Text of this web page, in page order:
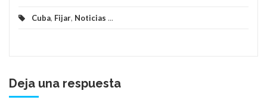
Cuba, Fijar, Noticias ...
Deja una respuesta